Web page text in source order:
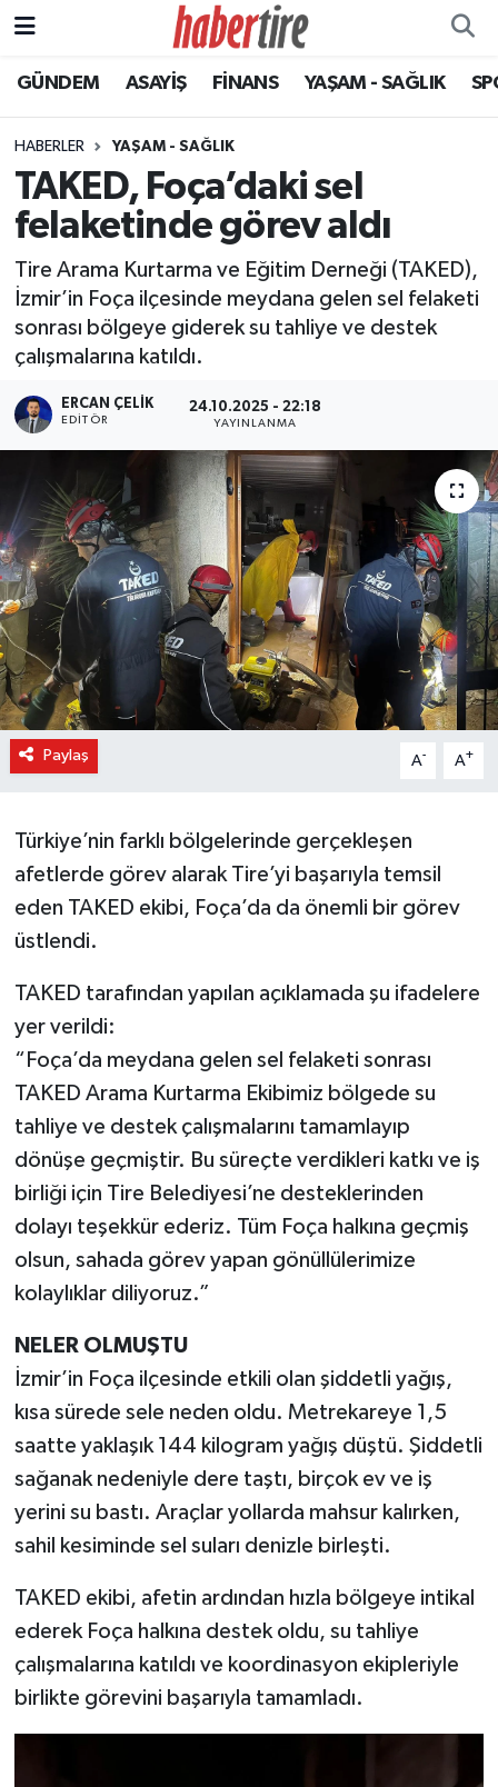
GÜNDEM ASAYİŞ FİNANS YAŞAM - SAĞLIK
HABERLER YAŞAM - SAĞLIK
TAKED, Foça’daki sel
felaketinde görev aldı
Tire Arama Kurtarma ve Eğitim Derneği (TAKED),
İzmir’in Foça ilçesinde meydana gelen sel felaketi
sonrası bölgeye giderek su tahliye ve destek
çalışmalarına katıldı.
ERCAN ÇELIK
EDITÖR
24.10.2025 - 22:18
YAYINLANMA
Paylaş A- A+
Türkiye’nin farklı bölgelerinde gerçekleşen
afetlerde görev alarak Tire’yi başarıyla temsil
eden TAKED ekibi, Foça’da da önemli bir görev
üstlendi.
TAKED tarafından yapılan açıklamada şu ifadelere
yer verildi:
“Foça’da meydana gelen sel felaketi sonrası
TAKED Arama Kurtarma Ekibimiz bölgede su
tahliye ve destek çalışmalarını tamamlayıp
dönüşe geçmiştir. Bu süreçte verdikleri katkı ve iş
birliği için Tire Belediyesi’ne desteklerinden
dolayı teşekkür ederiz. Tüm Foça halkına geçmiş
olsun, sahada görev yapan gönüllülerimize
kolaylıklar diliyoruz.”
NELER OLMUŞTU
İzmir’in Foça ilçesinde etkili olan şiddetli yağış,
kısa sürede sele neden oldu. Metrekareye 1,5
saatte yaklaşık 144 kilogram yağış düştü. Şiddetli
sağanak nedeniyle dere taştı, birçok ev ve iş
yerini su bastı. Araçlar yollarda mahsur kalırken,
sahil kesiminde sel suları denizle birleşti.
TAKED ekibi, afetin ardından hızla bölgeye intikal
ederek Foça halkına destek oldu, su tahliye
çalışmalarına katıldı ve koordinasyon ekipleriyle
birlikte görevini başarıyla tamamladı.
Tire Nöbetçi Eczaneler
Tire Hava Durumu
Tire Trafik Yoğunluk Haritası
Tüm Manşetler
Son Dakika Haberleri
Haber Arşivi